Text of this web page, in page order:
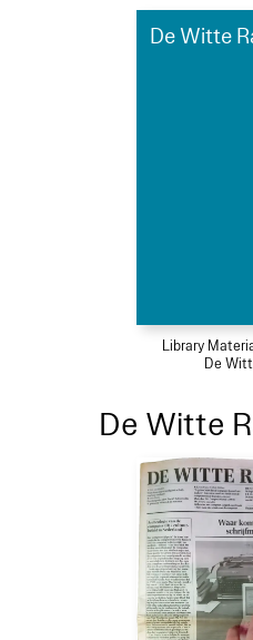
De Witte
Library
De
De Witte